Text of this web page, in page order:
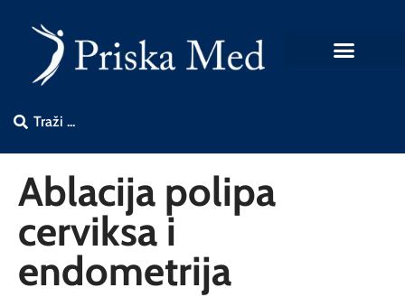
Ablacija polipa
cerviksa i
endometrija